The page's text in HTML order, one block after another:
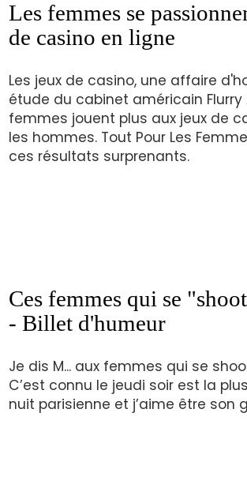
Les femmes se
de casino en ligne
Les jeux de casino, une affaire
étude du cabinet américain Flurry
femmes jouent plus aux jeux de
les hommes. Tout Pour Les
ces résultats surprenants.
Ces femmes qui se
- Billet d'humeur
Je dis M... aux femmes qui se
C’est connu le jeudi soir est la
nuit parisienne et j’aime être son